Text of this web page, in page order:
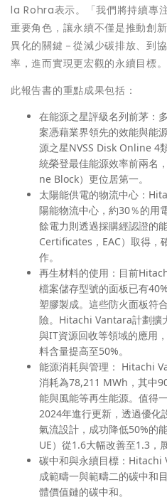
la Rohra表示。「我們將持續專
重要角色，讓永續不僅是推動創
異化的關鍵－從減少碳排放、到
率，進而實現更宏觀的永續目標。
此報告書的重點成果包括：
在能源之星評級名列前茅：
案憑藉業界領先的效能與能
源之星NVSS Disk Online 4
統榮登最佳能源效率前兩名
ne Block）更位居第一。
太陽能供電的物流中心：
陽能物流中心，約30％的用
餘電力則透過採購經認證的
Certificates，EAC）取得，
作。
再生材料的使用：目前
檔案儲存型號的面板已有
塑膠製成。這些防火面板符
險。Hitachi Vantara計劃擴
與IT資源回收等領域的應用
料含量提高至50%。
能源消耗與管理： Hitachi
消耗為78,211 MWh，其中
能與風能等再生能源。值得
2024年進行更新，透過優化
氣流設計，成功降低50%的
UE）從1.6大幅改善至1.3，
碳中和與永續目標：Hitachi
成範疇一與範疇二的碳中和
體價值鏈的碳中和。